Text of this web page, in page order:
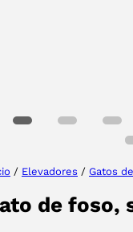
/ Elevadores / Gatos
de foso,